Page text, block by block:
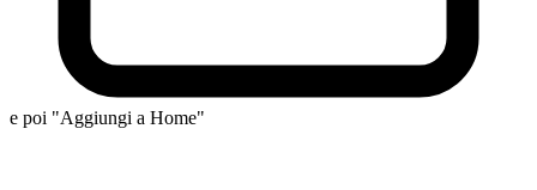
e poi "Aggiungi a Home"